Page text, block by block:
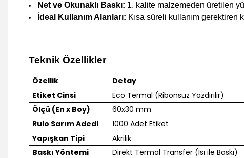
Net ve Okunaklı Baskı: 1. kalite malzemeden üretilen
İdeal Kullanım Alanları: Kısa süreli kullanım
Teknik Özellikler
Özellik
Detay
Etiket Cinsi
Eco Termal (Ribonsuz Yazdırılır)
Ölçü (En x Boy)
60x30 mm
Rulo Sarım Adedi
1000 Adet Etiket
Yapışkan Tipi
Akrilik
Baskı Yöntemi
Direkt Termal Transfer (Isı ile Baskı)